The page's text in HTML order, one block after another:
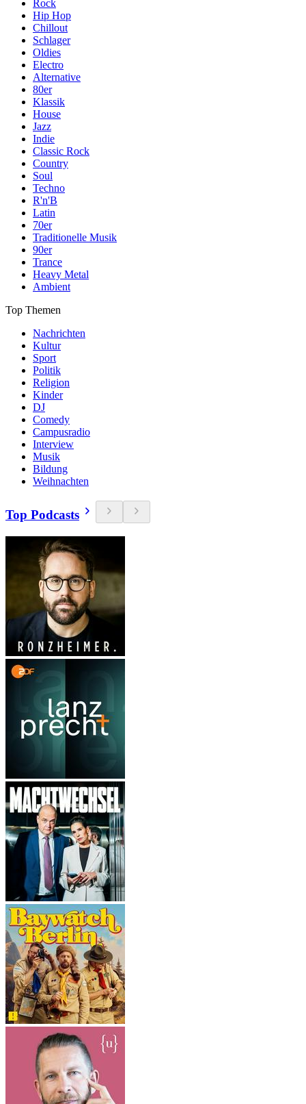
Rock
Hip Hop
Chillout
Schlager
Oldies
Electro
Alternative
80er
Klassik
House
Jazz
Indie
Classic Rock
Country
Soul
Techno
R'n'B
Latin
70er
Traditionelle Musik
90er
Trance
Heavy Metal
Ambient
Top Themen
Nachrichten
Kultur
Sport
Politik
Religion
Kinder
DJ
Comedy
Campusradio
Interview
Musik
Bildung
Weihnachten
Top Podcasts